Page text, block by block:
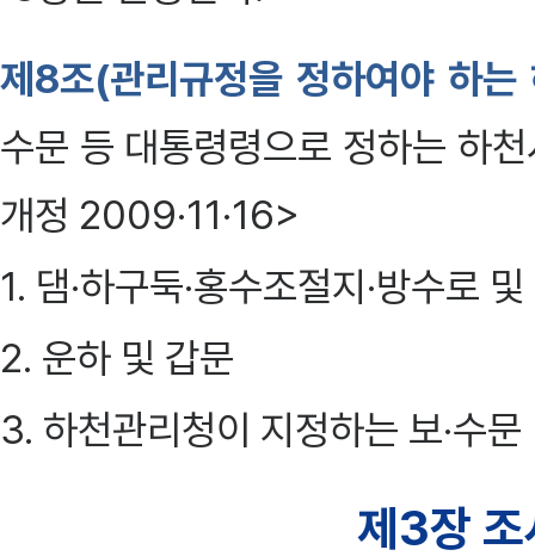
제8조(관리규정을 정하여야 하는
수문 등 대통령령으로 정하는 하
개정 2009·11·16>
1. 댐·하구둑·홍수조절지·방수로
2. 운하 및 갑문
3. 하천관리청이 지정하는 보·수
제3장 조